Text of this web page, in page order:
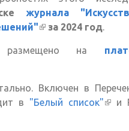
журнала
(внешняя ссылка)
за 2024 год.
на
Включен в
в "Белый список"
и